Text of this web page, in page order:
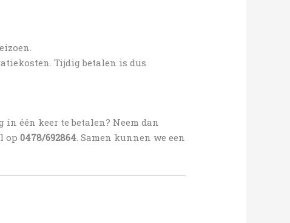
Tijdig betalen is dus
één keer te betalen? Neem dan
op0478/692864 . Samen kunnen we een